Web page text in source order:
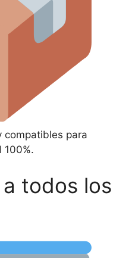
compatibles para
100%.
todos los